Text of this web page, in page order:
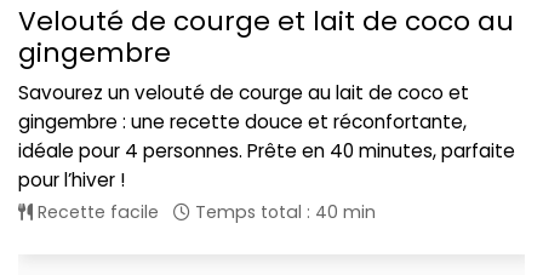
Velouté de courge et lait de coco au
gingembre
Savourez un velouté de courge au lait de coco et
gingembre : une recette douce et réconfortante,
idéale pour 4 personnes. Prête en 40 minutes, parfaite
pour l’hiver !
Recette facile Temps total : 40 min